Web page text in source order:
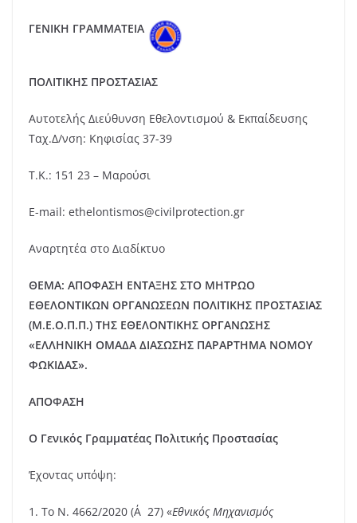
ΓΕΝΙΚΗ ΓΡΑΜΜΑΤΕΙΑ
ΠΟΛΙΤΙΚΗΣ ΠΡΟΣΤΑΣΙΑΣ
Αυτοτελής Διεύθυνση Εθελοντισμού & Εκπαίδευσης
Ταχ.Δ/νση: Κηφισίας 37-39
Τ.Κ.: 151 23 – Μαρούσι
E-mail: ethelontismos@civilprotection.gr
Αναρτητέα στο Διαδίκτυο
ΘΕΜΑ: ΑΠΟΦΑΣΗ ΕΝΤΑΞΗΣ ΣΤΟ ΜΗΤΡΩΟ
ΕΘΕΛΟΝΤΙΚΩΝ ΟΡΓΑΝΩΣΕΩΝ ΠΟΛΙΤΙΚΗΣ ΠΡΟΣΤΑΣΙΑΣ
(Μ.Ε.Ο.Π.Π.) ΤΗΣ ΕΘΕΛΟΝΤΙΚΗΣ ΟΡΓΑΝΩΣΗΣ
«ΕΛΛΗΝΙΚΗ ΟΜΑΔΑ ΔΙΑΣΩΣΗΣ ΠΑΡΑΡΤΗΜΑ ΝΟΜΟΥ
ΦΩΚΙΔΑΣ».
ΑΠΟΦΑΣΗ
Ο Γενικός Γραμματέας Πολιτικής Προστασίας
Έχοντας υπόψη:
1. Το Ν. 4662/2020 (Α΄27) «Εθνικός Μηχανισμός